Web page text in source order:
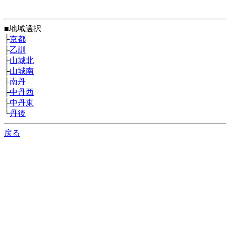
■地域選択
├京都
├乙訓
├山城北
├山城南
├南丹
├中丹西
├中丹東
└丹後
戻る